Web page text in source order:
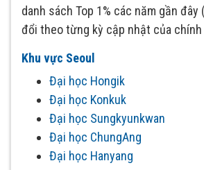
danh sách Top 1% các năm gần
đổi theo từng kỳ cập nhật của chính
Khu vực Seoul
Đại học Hongik
Đại học Konkuk
Đại học Sungkyunkwan
Đại học ChungAng
Đại học Hanyang